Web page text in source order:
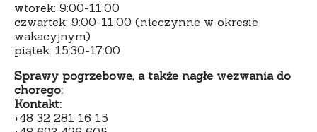
wtorek: 9:00-11:00
czwartek: 9:00-11:00 (nieczynne w okresie
wakacyjnym)
piątek: 15:30-17:00
Sprawy pogrzebowe, a także nagłe wezwania do
chorego:
Kontakt:
+48 32 281 16 15